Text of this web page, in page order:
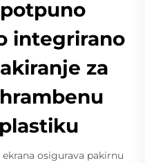
integrirano
za
osigurava pakirnu